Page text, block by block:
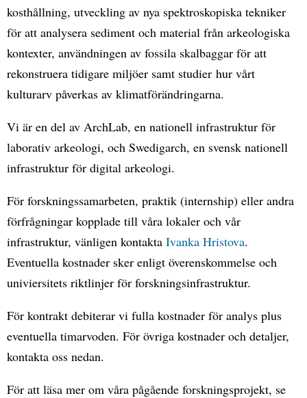
kosthållning, utveckling av nya spektroskopiska tekniker
för att analysera sediment och material från arkeologiska
kontexter, användningen av fossila skalbaggar för att
rekonstruera tidigare miljöer samt studier hur vårt
kulturarv påverkas av klimatförändringarna.
Vi är en del av ArchLab, en nationell infrastruktur för
laborativ arkeologi, och Swedigarch, en svensk nationell
infrastruktur för digital arkeologi.
För forskningssamarbeten, praktik (internship) eller andra
förfrågningar kopplade till våra lokaler och vår
infrastruktur, vänligen kontakta Ivanka Hristova.
Eventuella kostnader sker enligt överenskommelse och
univiersitets riktlinjer för forskningsinfrastruktur.
För kontrakt debiterar vi fulla kostnader för analys plus
eventuella timarvoden. För övriga kostnader och detaljer,
kontakta oss nedan.
För att läsa mer om våra pågående forskningsprojekt, se